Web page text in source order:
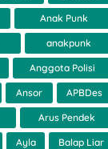
Anak Punk
anakpunk
Anggota Polisi
Ansor APBDes
Arus Pendek
Ayla Balap Liar